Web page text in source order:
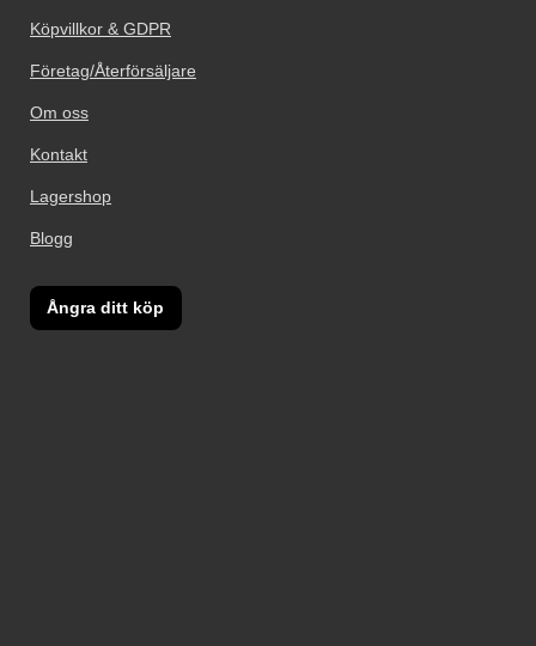
Köpvillkor & GDPR
Företag/Återförsäljare
Om oss
Kontakt
Lagershop
Blogg
Ångra ditt köp